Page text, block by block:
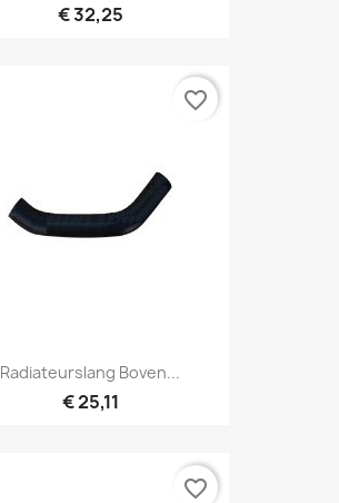
€ 32,25
Radiateurslang Boven...
€ 25,11
favorite_border
favorite_border